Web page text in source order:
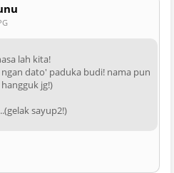
lah kita!
dato' paduka budi! nama pun
jg!)
sayup2!)